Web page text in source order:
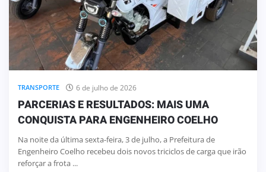
TRANSPORTE 6 de julho de 2026
PARCERIAS E RESULTADOS: MAIS UMA
CONQUISTA PARA ENGENHEIRO COELHO
Na noite da última sexta-feira, 3 de julho, a Prefeitura de
Engenheiro Coelho recebeu dois novos triciclos de carga que irão
reforçar a frota ...